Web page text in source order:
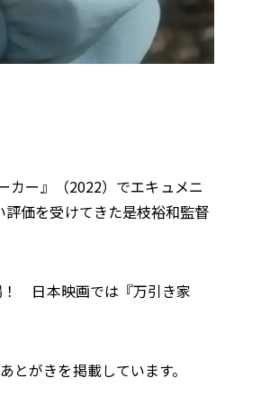
カー』（2022）でエキュメニ
価を受けてきた是枝裕和監督
！ 日本映画では『万引き家
がきを掲載しています。